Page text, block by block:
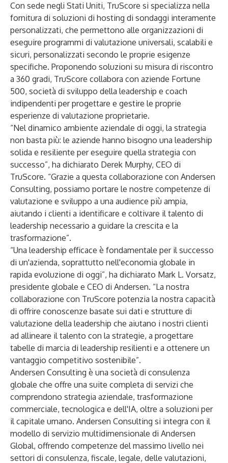
Con sede negli Stati Uniti, TruScore si specializza nella
fornitura di soluzioni di hosting di sondaggi interamente
personalizzati, che permettono alle organizzazioni di
eseguire programmi di valutazione universali, scalabili e
sicuri, personalizzati secondo le proprie esigenze
specifiche. Proponendo soluzioni su misura di riscontro
a 360 gradi, TruScore collabora con aziende Fortune
500, società di sviluppo della leadership e coach
indipendenti per progettare e gestire le proprie
esperienze di valutazione proprietarie.
“Nel dinamico ambiente aziendale di oggi, la strategia
non basta più: le aziende hanno bisogno una leadership
solida e resiliente per eseguire quella strategia con
successo”, ha dichiarato Derek Murphy, CEO di
TruScore. “Grazie a questa collaborazione con Andersen
Consulting, possiamo portare le nostre competenze di
valutazione e sviluppo a una audience più ampia,
aiutando i clienti a identificare e coltivare il talento di
leadership necessario a guidare la crescita e la
trasformazione”.
“Una leadership efficace è fondamentale per il successo
di un'azienda, soprattutto nell'economia globale in
rapida evoluzione di oggi”, ha dichiarato Mark L. Vorsatz,
presidente globale e CEO di Andersen. “La nostra
collaborazione con TruScore potenzia la nostra capacità
di offrire conoscenze basate sui dati e strutture di
valutazione della leadership che aiutano i nostri clienti
ad allineare il talento con la strategie, a progettare
tabelle di marcia di leadership resilienti e a ottenere un
vantaggio competitivo sostenibile”.
Andersen Consulting è una società di consulenza
globale che offre una suite completa di servizi che
comprendono strategia aziendale, trasformazione
commerciale, tecnologica e dell'IA, oltre a soluzioni per
il capitale umano. Andersen Consulting si integra con il
modello di servizio multidimensionale di Andersen
Global, offrendo competenze del massimo livello nei
settori di consulenza, fiscale, legale, delle valutazioni,